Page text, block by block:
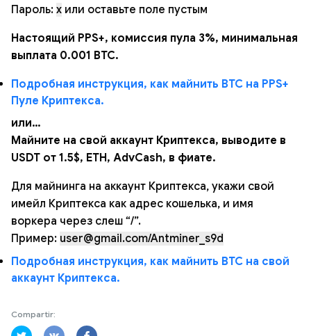
Пароль: x или оставьте поле пустым
Настоящий PPS+, комиссия пула 3%, минимальная
выплата 0.001 BTC.
Подробная инструкция, как майнить BTC на PPS+
Пуле Криптекса.
или…
Майните на свой аккаунт Криптекса, выводите в
USDT от 1.5$, ETH, AdvCash, в фиате.
Для майнинга на аккаунт Криптекса, укажи свой
имейл Криптекса как адрес кошелька, и имя
воркера через слеш “/”.
Пример: user@gmail.com/Antminer_s9d
Подробная инструкция, как майнить BTC на свой
аккаунт Криптекса.
Compartir: